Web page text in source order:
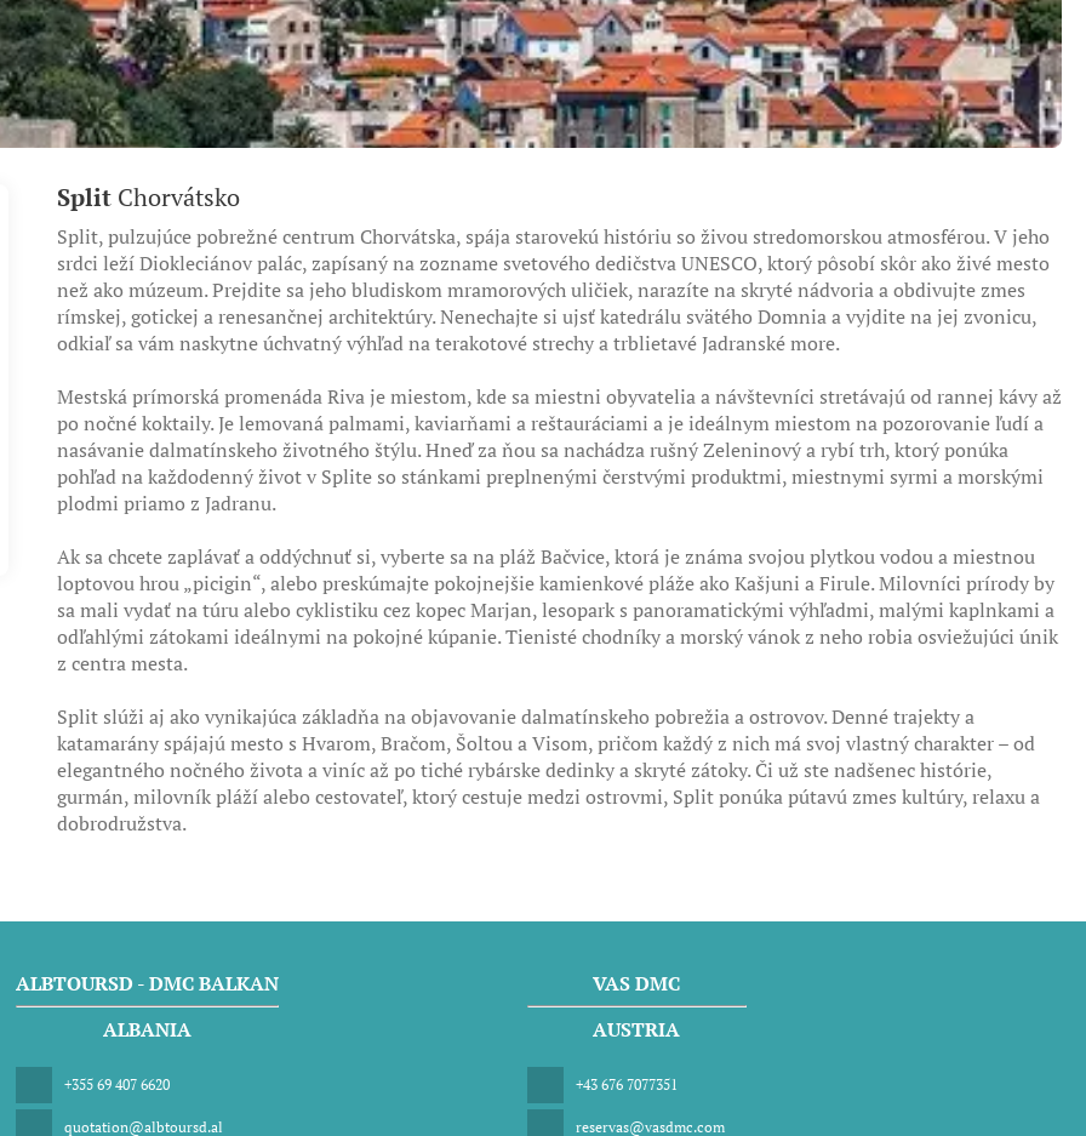
SplitChorvátsko
Split, pulzujúce pobrežné centrum Chorvátska, spája starovekú históriu so živou stredomorskou atmosférou. V jeho
srdci leží Diokleciánov palác, zapísaný na zozname svetového dedičstva UNESCO, ktorý pôsobí skôr ako živé mesto
než ako múzeum. Prejdite sa jeho bludiskom mramorových uličiek, narazíte na skryté nádvoria a obdivujte zmes
rímskej, gotickej a renesančnej architektúry. Nenechajte si ujsť katedrálu svätého Domnia a vyjdite na jej zvonicu,
odkiaľ sa vám naskytne úchvatný výhľad na terakotové strechy a trblietavé Jadranské more.
Mestská prímorská promenáda Riva je miestom, kde sa miestni obyvatelia a návštevníci stretávajú od rannej kávy až
po nočné koktaily. Je lemovaná palmami, kaviarňami a reštauráciami a je ideálnym miestom na pozorovanie ľudí a
nasávanie dalmatínskeho životného štýlu. Hneď za ňou sa nachádza rušný Zeleninový a rybí trh, ktorý ponúka
pohľad na každodenný život v Splite so stánkami preplnenými čerstvými produktmi, miestnymi syrmi a morskými
plodmi priamo z Jadranu.
Ak sa chcete zaplávať a oddýchnuť si, vyberte sa na pláž Bačvice, ktorá je známa svojou plytkou vodou a miestnou
loptovou hrou „picigin“, alebo preskúmajte pokojnejšie kamienkové pláže ako Kašjuni a Firule. Milovníci prírody by
sa mali vydať na túru alebo cyklistiku cez kopec Marjan, lesopark s panoramatickými výhľadmi, malými kaplnkami a
odľahlými zátokami ideálnymi na pokojné kúpanie. Tienisté chodníky a morský vánok z neho robia osviežujúci únik
z centra mesta.
Split slúži aj ako vynikajúca základňa na objavovanie dalmatínskeho pobrežia a ostrovov. Denné trajekty a
katamarány spájajú mesto s Hvarom, Bračom, Šoltou a Visom, pričom každý z nich má svoj vlastný charakter – od
elegantného nočného života a viníc až po tiché rybárske dedinky a skryté zátoky. Či už ste nadšenec histórie,
gurmán, milovník pláží alebo cestovateľ, ktorý cestuje medzi ostrovmi, Split ponúka pútavú zmes kultúry, relaxu a
dobrodružstva.
ALBTOURSD - DMC BALKAN
ALBANIA
+355 69 407 6620
quotation@albtoursd.al
VAS DMC
AUSTRIA
+43 676 7077351
reservas@vasdmc.com